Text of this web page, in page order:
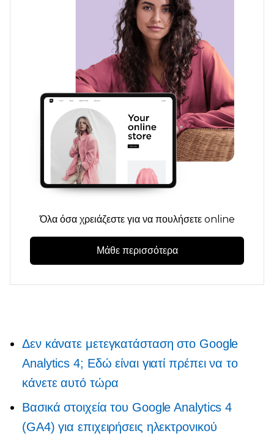
Όλα όσα χρειάζεστε για να πουλήσετε online
Μάθε περισσότερα
Δεν κάνατε μετεγκατάσταση στο Google
Analytics 4; Εδώ είναι γιατί πρέπει να το
κάνετε αυτό τώρα
Βασικά στοιχεία του Google Analytics 4
(GA4) για επιχειρήσεις ηλεκτρονικού